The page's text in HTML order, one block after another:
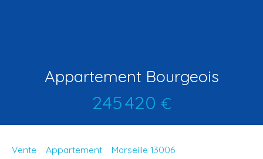
Appartement Bourgeois
245 420 €
Vente Appartement
Marseille 13006